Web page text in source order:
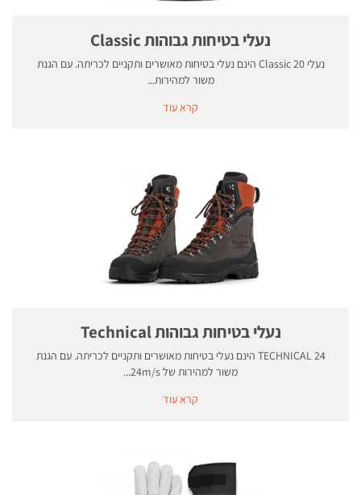
נעלי בטיחות גבוהות Classic
נעלי Classic 20 הינם נעלי בטיחות מאושרים ותקניים לכריתה. עם הגנת
משור למהירות...
קרא עוד
נעלי בטיחות גבוהות Technical
TECHNICAL 24 הינם נעלי בטיחות מאושרים ותקניים לכריתה. עם הגנת
משור למהירות של 24m/s...
קרא עוד